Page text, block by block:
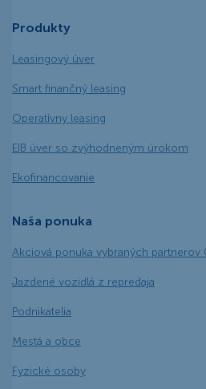
Produkty
Leasingový úver
Smart finančný leasing
Operatívny leasing
EIB úver so zvýhodneným úrokom
Ekofinancovanie
Naša ponuka
Akciová ponuka vybraných partnerov
Jazdené vozidlá z repredaja
Podnikatelia
Mestá a obce
Fyzické osoby